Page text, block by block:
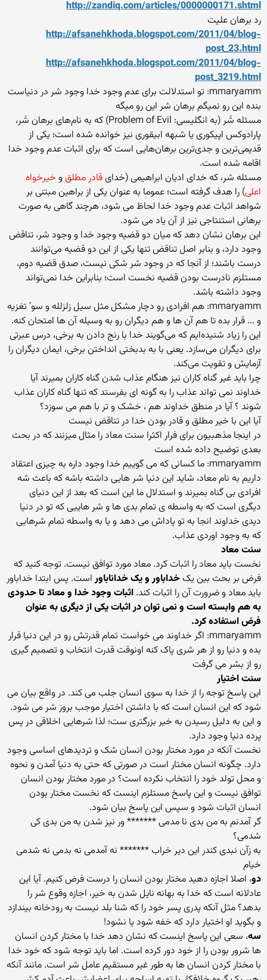
http://zandiq.com/articles/0000000171.shtml
رد برهان علیت
http://afsanehkhoda.blogspot.com/2011/04/blog-
post_23.html
http://afsanehkhoda.blogspot.com/2011/04/blog-
post_3219.html
mmaryamm: تو استدلالت برای عدم وجود خدا وجود شر در دنیاست
بنده این رو نمیگم برهان شر این رو میگه
مسئله شَر (به انگلیسی: Problem of Evil) که به نام‌های برهان شَر،
پارادوکس اپیکوری یا شبهه ابیقوری نیز خوانده شده است؛ یکی از
قدیمی‌ترین و جدی‌ترین برهان‌هایی است که برای اثبات عدم وجود خدا
اقامه شده است.
مسئله شر، که خدای ادیان ابراهیمی (خدایقادر مطلقو خیرخواه
اعلی) را هدف گرفته است؛ عموما به عنوان یکی از براهین مبتنی بر
شواهد اثبات عدم وجود خدا لحاظ می شود، هرچند گاهی به صورت
برهانی استنتاجی نیز از آن یاد می شود.
این برهان نشان دهد که میان دو قضیه وجود خدا و وجود شر، تناقض
وجود دارد، و بنابر اصل تناقض تنها یکی از این دو قضیه می‌توانند
درست باشند؛ از آنجا که در وجود شر شکی نیست، صدق قضیه دوم،
مستلزم نادرست بودن قضیه نخست است؛ بنابراین خدا نمی‌تواند
وجود داشته باشد.
mmaryamm: هم افرادی رو دچار مشکل مثل سیل زلزلله و سو’ تغزیه
و ... قرار بده تا هم آن ها و هم دیگران رو به وسیله آن ها امتحان کنه.
این را زیاد شنیده‌ایم که می‌گویند خدا با رنج دادن به برخی، درس عبرتی
برای دیگران می‌سازد. یعنی با به بدبختی انداختن برخی، ایمان دیگران را
آزمایش و تقویت می‌کند.
چرا باید غیر گناه کاران نیز هنگام عذاب شدن گناه کاران بمیرند آیا
خداوند نمی تواند عذاب را به گونه ای بفرستد که تنها گناه کاران عذاب
شوند ؟ آیا در منطق خداوند هم ، خشک و تر با هم می سوزد؟
آیا این با خیر مطلق و قادر بودن خدا در تناقض نیست
در اینجا مذهبیون برای فرار اکثرا سنت معاد را مثال میزنند که در بحث
بعدی توضیح داده شده است
mmaryamm: ما کسانی که می گوییم خدا وجود داره به چیزی اعتقاد
داریم به نام معاد، شاید این دنیا شر هایی داشته باشه که باعث شه
افرادی بی گناه بمیرند و استدلال ما این است که بعد از این دنیای
دیگری است که به واسطه ی تمام بدی ها و شر هاییی که تو در دنیا
دیدی خداوند انجا به تو پاداش می دهد و یا به واسطه تمام شرهایی
که به وجود اوردی عذاب.
سنت معاد
نخست باید معاد را اثبات کرد. معاد مورد توافق نیست. توجه کنید که
فرض بر بحث بین یکخداباور و یک خداناباوراست. پس ابتدا خداباور
باید معاد و ضرورت آن را اثبات کند. اثبات وجود خدا و معاد تا حدودی
به هم وابسته است و نمی توان در اثبات یکی از دیگری به عنوان
فرض استفاده کرد.
mmaryamm: اگر خداوند می خواست تمام قدرتش رو در این دنیا قرار
بده و دنیا رو از هر شری پاک کنه اونوقت قدرت انتخاب و تصمیم گیری
رو از بشر می گرفت
سنت اختیار
این پاسخ توجه را از خدا به سوی انسان جلب می کند. در واقع بیان می
شود که این انسان است که با داشتن اختیار موجب بروز شر می شود.
و این به دلیل رسیدن به خیر بزرگتری ست؛ لذا شرهایی اخلاقی در پس
پرده دنیا وجود دارد.
نخست آنکه در مورد مختار بودن انسان شک و تردیدهای اساسی وجود
دارد. چگونه انسان مختار است در صورتی که حتی به دنیا آمدن و نحوه
و محل تولد خود را انتخاب نکرده است؟ در مورد مختار بودن انسان
توافق نیست و این پاسخ مستلزم اینست که نخست مختار بودن
انسان اثبات شود و سپس این پاسخ بیان شود.
گر آمدنم به من بدی نا مدمی ******* ور نیز شدن به من بدی کی
شدمی؟
به زآن نبدی کندر این دیر خراب ******* نه آمدمی نه بدمی نه شدمی
خیام
دو، اصلا اجازه دهید مختار بودن انسان را درست فرض کنیم. آیا این
عادلانه است که خدا به بهانه نایل شدن به خیر، اجازه وقوع شر را
بدهد؟ مثل آنکه پدری پسر خود را که شنا بلد نیست به رودخانه بیندازد
و بگوید او اختیار دارد که خفه شود یا نشود!
سه، سعی این پاسخ اینست که نشان دهد خدا با مختار کردن انسان
ها شرور بودن را از خود دور کرده است. اما باید توجه شود که خود خدا
با مختار کردن انسان ها به طور غیر مستقیم عامل شر است. مانند آنکه